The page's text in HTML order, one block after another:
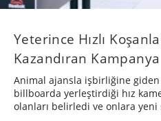
Yeterince Hızlı
Kazandıran Kampanya
Animal ajansla işbirliğine giden
billboarda yerleştirdiği hız
olanları belirledi ve onlara yeni